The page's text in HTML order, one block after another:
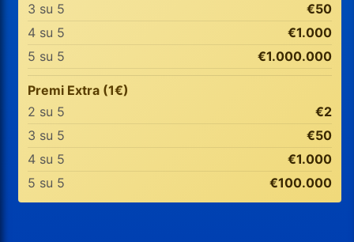
3 su 5
€50
4 su 5
€1.000
5 su 5
€1.000.000
Premi Extra (1€)
2 su 5
€2
3 su 5
€50
4 su 5
€1.000
5 su 5
€100.000